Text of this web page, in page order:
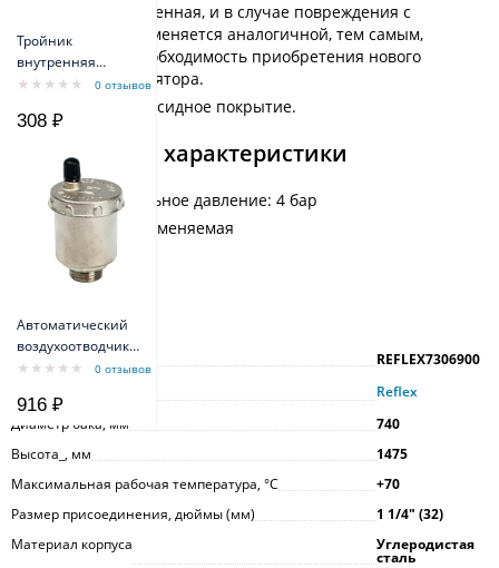
Тройник
внутренняя
резьба 1/2"
0 отзывов
308 ₽
Автоматический
воздухоотводчик
STOUT SVS-0011-
подключение,
наружная резьба
1/2", латунь
0 отзывов
916 ₽
Мембрана сменная, и в случае повреждения с
легкостью заменяется аналогичной, тем самым,
исключая необходимость приобретения нового
гидроаккумулятора.
Прочное эпоксидное покрытие.
Технические характеристики
Предварительное давление: 4 бар
Мембрана: заменяемая
Вес: 103 кг
Артикул
REFLEX7306900
Reflex
Диаметр бака, мм
740
Высота_, мм
1475
Максимальная рабочая температура, °С
+70
Размер присоединения, дюймы (мм)
1 1/4ʺ (32)
Материал корпуса
Углеродистая
сталь